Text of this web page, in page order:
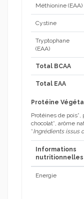
Méthionine (EAA)
Cystine
Tryptophane
(EAA)
Total BCAA
Total EAA
Protéine
Protéines de
chocolat*, arôme
*Ingrédients issus
Informations
nutritionnelles
Energie